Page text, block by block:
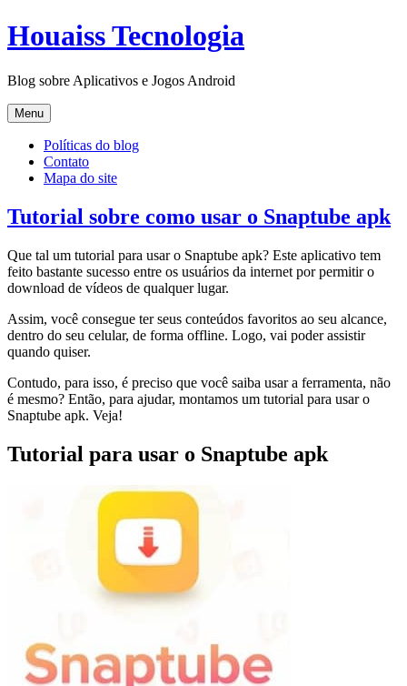
Pular
para
conteúdo
Houaiss Tecnologia
Blog sobre Aplicativos e Jogos Android
Menu Pular
para
o
conteúdo
Políticas do blog
Contato
Mapa do site
Tutorial sobre como usar o Snaptube apk
Que tal um tutorial para usar o Snaptube apk? Este aplicativo tem
feito bastante sucesso entre os usuários da internet por permitir o
download de vídeos de qualquer lugar.
Assim, você consegue ter seus conteúdos favoritos ao seu alcance,
dentro do seu celular, de forma offline. Logo, vai poder assistir
quando quiser.
Contudo, para isso, é preciso que você saiba usar a ferramenta, não
é mesmo? Então, para ajudar, montamos um tutorial para usar o
Snaptube apk. Veja!
Tutorial para usar o Snaptube apk